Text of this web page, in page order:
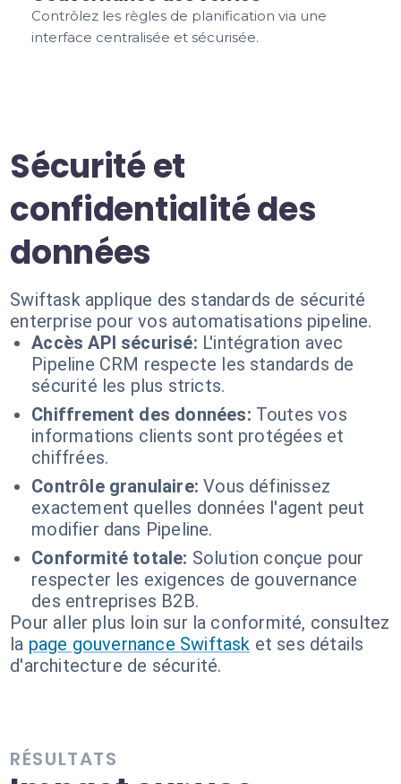
Contrôlez les règles de planification via une
interface centralisée et sécurisée.
Sécurité et
confidentialité des
données
Swiftask applique des standards de sécurité
enterprise pour vos automatisations pipeline.
Accès API sécurisé: L'intégration avec
Pipeline CRM respecte les standards de
sécurité les plus stricts.
Chiffrement des données: Toutes vos
informations clients sont protégées et
chiffrées.
Contrôle granulaire: Vous définissez
exactement quelles données l'agent peut
modifier dans Pipeline.
Conformité totale: Solution conçue pour
respecter les exigences de gouvernance
des entreprises B2B.
Pour aller plus loin sur la conformité, consultez
la page gouvernance Swiftask et ses détails
d'architecture de sécurité.
RÉSULTATS